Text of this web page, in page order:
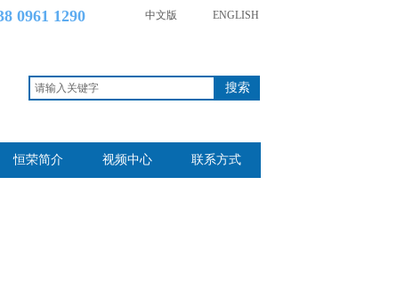
搜索
0961 1290 中文版 ENGLISH
恒荣简介 视频中心 联系方式